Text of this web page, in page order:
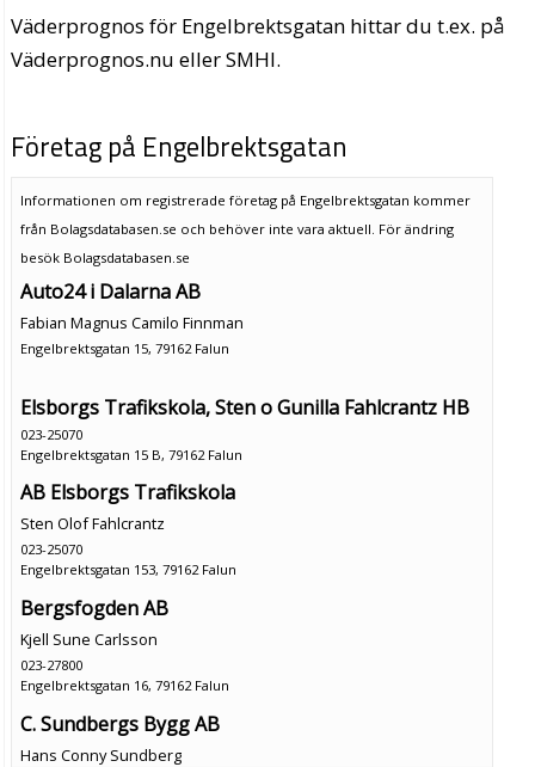
Väderprognos för Engelbrektsgatan hittar du t.ex. på
Väderprognos.nu eller SMHI.
Företag på Engelbrektsgatan
Informationen om registrerade företag på Engelbrektsgatan kommer
från Bolagsdatabasen.se och behöver inte vara aktuell. För ändring
besök Bolagsdatabasen.se
Auto24 i Dalarna AB
Fabian Magnus Camilo Finnman
Engelbrektsgatan 15, 79162 Falun
Elsborgs Trafikskola, Sten o Gunilla Fahlcrantz HB
023-25070
Engelbrektsgatan 15 B, 79162 Falun
AB Elsborgs Trafikskola
Sten Olof Fahlcrantz
023-25070
Engelbrektsgatan 153, 79162 Falun
Bergsfogden AB
Kjell Sune Carlsson
023-27800
Engelbrektsgatan 16, 79162 Falun
C. Sundbergs Bygg AB
Hans Conny Sundberg